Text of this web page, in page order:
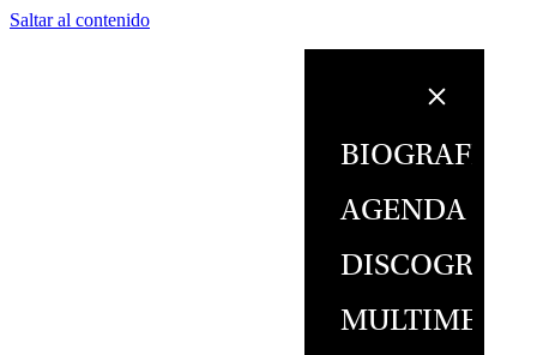
Saltar al contenido
BIOGRAFÍA
AGENDA
MULTIMEDIA